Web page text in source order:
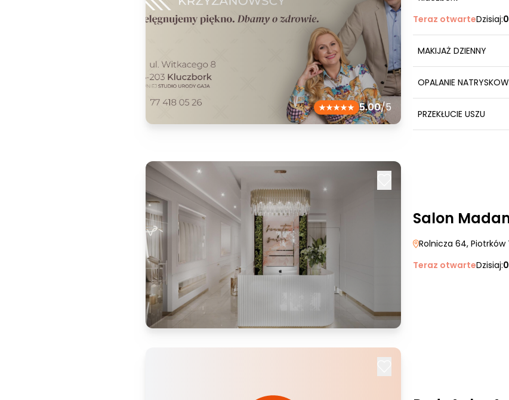
5.00/5
Teraz otwarteDzisiaj:
MAKIJAŻ DZIENNY
OPALANIE
PRZEKŁUCIE USZU
Salon
Rolnicza 64, Piotrków
Teraz otwarteDzisiaj: